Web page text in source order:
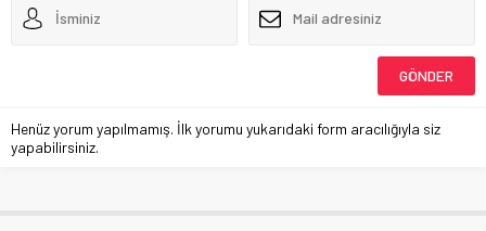
Henüz yorum yapılmamış. İlk yorumu yukarıdaki form aracılığıyla siz
yapabilirsiniz.